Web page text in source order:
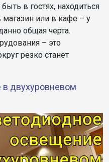
в гостях, находиться
магазин или в кафе – у
общая черта.
– это
резко станет
двухуровневом